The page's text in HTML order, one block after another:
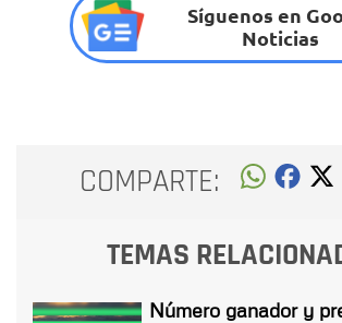
Síguenos en
Noticias
COMPARTE:
TEMAS
Número ganador y